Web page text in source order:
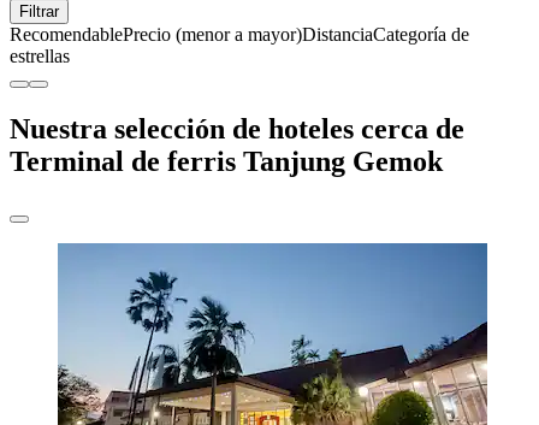
Filtrar
RecomendablePrecio (menor a mayor)DistanciaCategoría de
estrellas
Nuestra selección de hoteles cerca de
Terminal de ferris Tanjung Gemok